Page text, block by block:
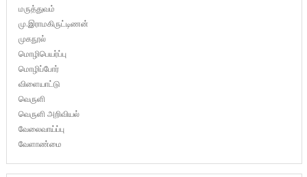
மருத்துவம்
மு.இராமகிருட்டிணன்
முகநூல்
மொழிபெயர்ப்பு
மொழிப்போர்
விளையாட்டு
வெருளி
வெருளி அறிவியல்
வேலைவாய்ப்பு
வேளாண்மை